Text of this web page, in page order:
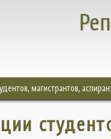
магистрантов,